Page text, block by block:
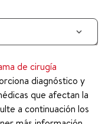
de cirugía
diagnóstico y
que afectan la
a continuación los